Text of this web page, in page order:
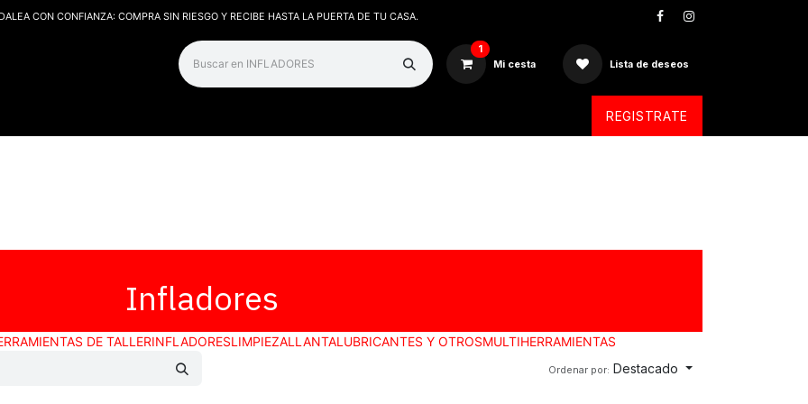
CON CONFIANZA: COMPRA SIN RIESGO Y RECIBE HASTA LA PUERTA DE TU CASA.
1
Mi cesta Lista de deseos
REGISTRATE
Infladores
DE TALLERINFLADORESLIMPIEZALLANTALUBRICANTES Y OTROSMULTIHERRAMIENTAS
Ordenar por: Destacado